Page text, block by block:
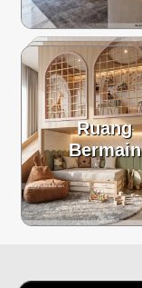
Ruang
Bermain